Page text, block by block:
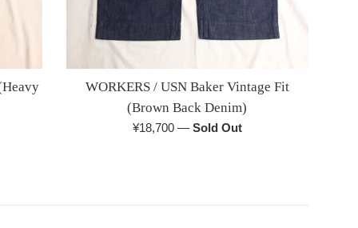
WORKERS / USN Baker Vintage Fit
(Brown Back Denim)
通
¥18,700 — Sold Out